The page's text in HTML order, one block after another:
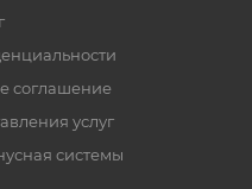
соглашение
услуг
системы